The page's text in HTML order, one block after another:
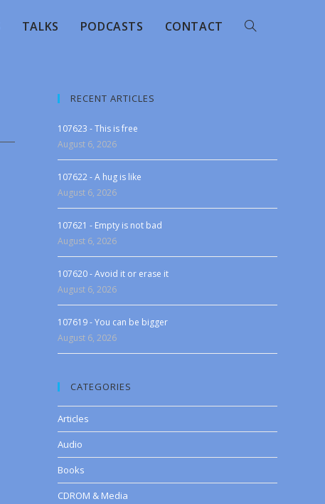
TALKS PODCASTS CONTACT
RECENT ARTICLES
107623 - This is free
August 6, 2026
107622 - A hug is like
August 6, 2026
107621 - Empty is not bad
August 6, 2026
107620 - Avoid it or erase it
August 6, 2026
107619 - You can be bigger
August 6, 2026
CATEGORIES
Articles
Audio
Books
CDROM & Media